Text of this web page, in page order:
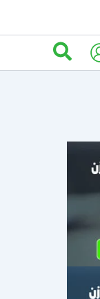
البحث